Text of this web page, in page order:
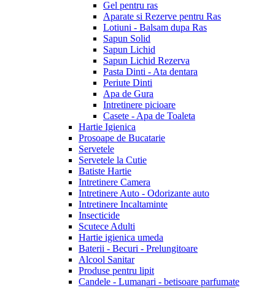
Gel pentru ras
Aparate si Rezerve pentru Ras
Lotiuni - Balsam dupa Ras
Sapun Solid
Sapun Lichid
Sapun Lichid Rezerva
Pasta Dinti - Ata dentara
Periute Dinti
Apa de Gura
Intretinere picioare
Casete - Apa de Toaleta
Hartie Igienica
Prosoape de Bucatarie
Servetele
Servetele la Cutie
Batiste Hartie
Intretinere Camera
Intretinere Auto - Odorizante auto
Intretinere Incaltaminte
Insecticide
Scutece Adulti
Hartie igienica umeda
Baterii - Becuri - Prelungitoare
Alcool Sanitar
Produse pentru lipit
Candele - Lumanari - betisoare parfumate